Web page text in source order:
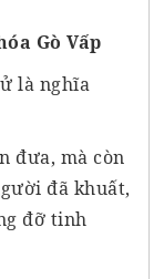
Gò Vấp
là nghĩa
đưa, mà còn
đã khuất,
đỡ tinh